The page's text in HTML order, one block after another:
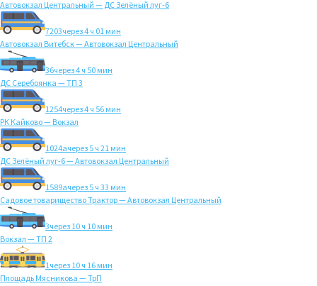
Автовокзал Центральный — ДС Зелёный луг-6
7203через 4 ч 01 мин
Автовокзал Витебск — Автовокзал Центральный
36через 4 ч 50 мин
ДС Серебрянка — ТП 3
1254через 4 ч 56 мин
РК Кайково — Вокзал
1024ачерез 5 ч 21 мин
ДС Зелёный луг-6 — Автовокзал Центральный
1589ачерез 5 ч 33 мин
Садовое товарищество Трактор — Автовокзал Центральный
3через 10 ч 10 мин
Вокзал — ТП 2
1через 10 ч 16 мин
Площадь Мясникова — ТрП